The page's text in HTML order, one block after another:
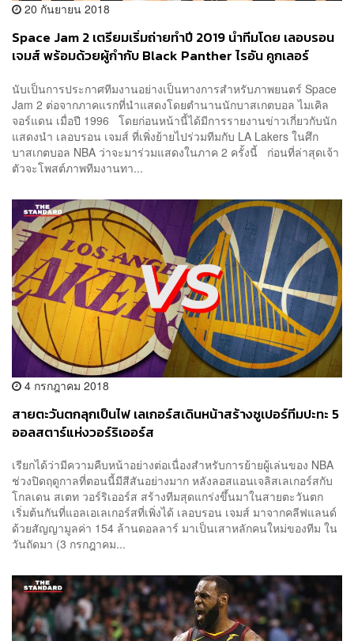
20 กันยายน 2018
Space Jam 2 เตรียมเริ่มถ่ายทำปี 2019 นำทีมโดย เลอบรอน
เจมส์ พร้อมด้วยผู้กำกับ Black Panther ไรอัน คูกเลอร์
นับเป็นการประกาศทีมงานอย่างเป็นทางการสำหรับภาพยนตร์ Space
Jam 2 ต่อจากภาคแรกที่นำแสดงโดยตำนานนักบาสเกตบอล ไมเคิล
จอร์แดน เมื่อปี 1996 โดยก่อนหน้านี้ได้มีการรายงานข่าวเกี่ยวกับนัก
แสดงนำ เลอบรอน เจมส์ ที่เพิ่งย้ายไปร่วมทีมกับ LA Lakers ในศึก
บาสเกตบอล NBA ว่าจะมาร่วมแสดงในภาค 2 ครั้งนี้ ก่อนที่ล่าสุดเจ้า
ตัวจะโพสต์ภาพทีมงานทา...
4 กรกฎาคม 2018
สายตะวันตกลุกเป็นไฟ เลเกอร์สเดินหน้าสร้างซูเปอร์ทีมปะทะ 5
ออลสตาร์แห่งวอร์ริเออร์ส
เรียกได้ว่ามีความคืบหน้าอย่างต่อเนื่องสำหรับการย้ายผู้เล่นของ NBA
ช่วงปิดฤดูกาลที่ตอนนี้มีสีสันอย่างมาก หลังลอสแอนเจลิสเลเกอร์สกับ
โกลเดน สเตท วอร์ริเออร์ส สร้างทีมสุดแกร่งขึ้นมาในสายตะวันตก
เริ่มต้นกันที่แอลเอเลเกอร์สที่เพิ่งได้ เลอบรอน เจมส์ มาจากคลีฟแลนด์
ด้วยสัญญามูลค่า 154 ล้านดอลลาร์ มาเป็นเสาหลักคนใหม่ของทีม ใน
วันถัดมา (3 กรกฎาคม...